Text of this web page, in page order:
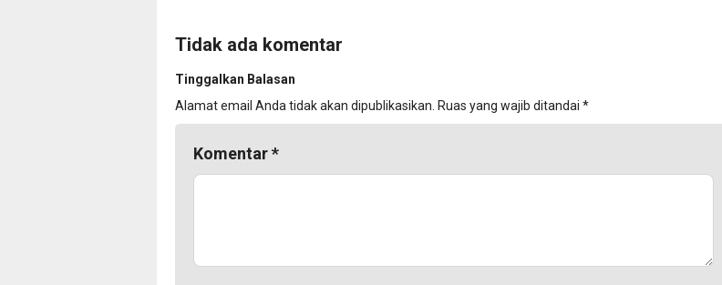
Tidak ada komentar
Tinggalkan Balasan
Alamat email Anda tidak akan dipublikasikan. Ruas yang wajib ditandai *
Komentar*